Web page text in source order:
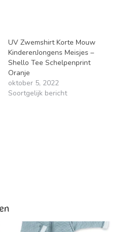
UV Zwemshirt Korte Mouw
KinderenJongens Meisjes –
Shello Tee Schelpenprint
Oranje
oktober 5, 2022
Soortgelijk bericht